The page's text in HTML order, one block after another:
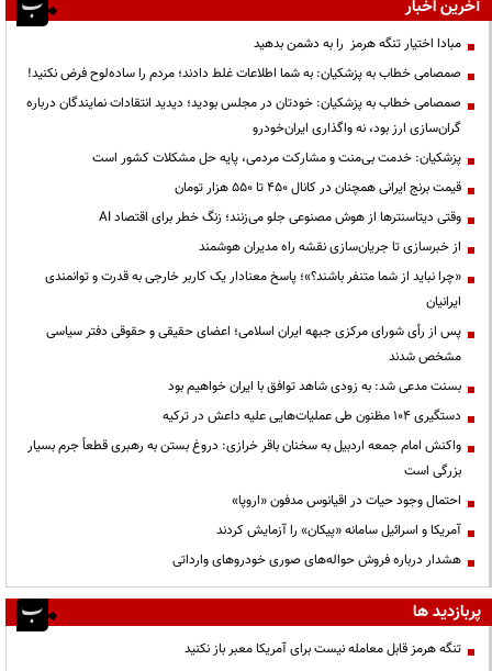
آخرین اخبار
مبادا اختیار تنگه هرمز را به دشمن بدهید
صمصامی خطاب به پزشکیان: به شما اطلاعات غلط دادند؛ مردم را ساده‌لوح فرض نکنید!
صمصامی خطاب به پزشکیان: خودتان در مجلس بودید؛ دیدید انتقادات نمایندگان درباره
گران‌سازی ارز بود، نه واگذاری ایران‌خودرو
پزشکیان: خدمت بی‌منت و مشارکت مردمی، پایه حل مشکلات کشور است
قیمت‌ برنج ایرانی همچنان در کانال ۴۵۰ تا ۵۵۰ هزار تومان
وقتی دیتاسنترها از هوش مصنوعی جلو می‌زنند؛ زنگ خطر برای اقتصاد AI
از خبرسازی تا جریان‌سازی نقشه راه مدیران هوشمند
«چرا نباید از شما متنفر باشند؟»؛ پاسخ معنادار یک کاربر خارجی به قدرت و توانمندی
ایرانیان
پس از رأی شورای مرکزی جبهه ایران اسلامی؛ اعضای حقیقی و حقوقی دفتر سیاسی
مشخص شدند
بسنت مدعی شد: به زودی شاهد توافق با ایران خواهیم بود
دستگیری ۱۰۴ مظنون طی عملیات‌هایی علیه داعش در ترکیه
واکنش امام جمعه اردبیل به سخنان باقر خرازی: دروغ بستن به رهبری قطعاً جرم بسیار
بزرگی است
احتمال وجود حیات در اقیانوس مدفون «اروپا»
آمریکا و اسرائیل سامانه «پیکان» را آزمایش کردند
هشدار درباره فروش حواله‌های صوری خودروهای وارداتی
پربازدید ها
تنگه هرمز قابل معامله نیست برای آمریکا معبر باز نکنید